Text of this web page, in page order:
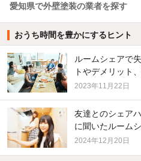
愛知県で外壁塗装の業者を探す
おうち時間を豊かにするヒント
ルームシェアで
トやデメリット
2023年11月22日
友達とのシェア
に聞いたルーム
2024年12月20日